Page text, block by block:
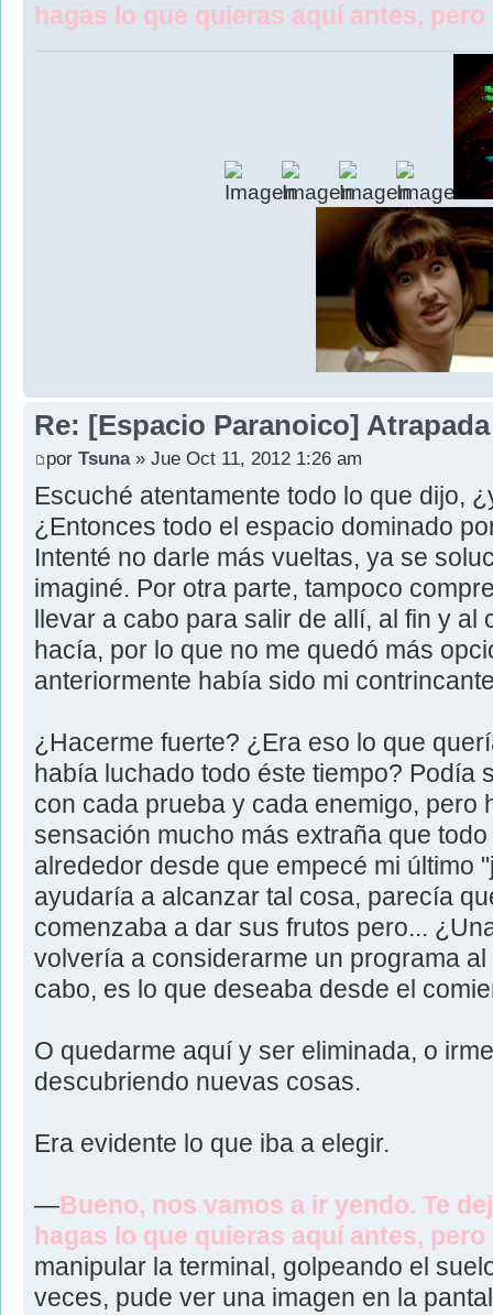
hagas lo que quieras aquí antes,
Re: [Espacio Paranoico] Atrapada
por Tsuna» Jue Oct 11, 2012 1:26 am
Escuché atentamente todo lo que dijo,
¿Entonces todo el espacio dominado
Intenté no darle más vueltas, ya se
imaginé. Por otra parte, tampoco
llevar a cabo para salir de allí, al fin y
hacía, por lo que no me quedó más
anteriormente había sido mi
¿Hacerme fuerte? ¿Era eso lo que
había luchado todo éste tiempo? Podía
con cada prueba y cada enemigo, pero
sensación mucho más extraña que
alrededor desde que empecé mi último
ayudaría a alcanzar tal cosa, parecía
comenzaba a dar sus frutos pero...
volvería a considerarme un programa
cabo, es lo que deseaba desde el
O quedarme aquí y ser eliminada, o
descubriendo nuevas cosas.
Era evidente lo que iba a elegir.
—Bueno, nos vamos a ir yendo. Te
hagas lo que quieras aquí antes,
manipular la terminal, golpeando el
veces, pude ver una imagen en la